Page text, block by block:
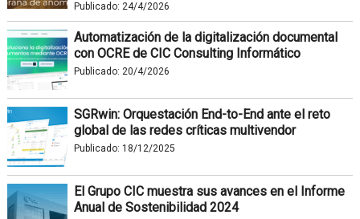
Publicado: 24/4/2026
Automatización de la digitalización documental
con OCRE de CIC Consulting Informático
Publicado: 20/4/2026
SGRwin: Orquestación End-to-End ante el reto
global de las redes críticas multivendor
Publicado: 18/12/2025
El Grupo CIC muestra sus avances en el Informe
Anual de Sostenibilidad 2024